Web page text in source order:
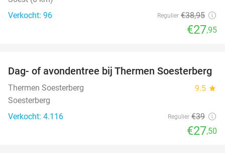
Verkocht: 96
Regulier €38,95
€27,95
29%
Dag- of avondentree bij Thermen Soesterberg
Thermen Soesterberg 9.5 star
Soesterberg
Verkocht: 4.116
Regulier €39
€27,50